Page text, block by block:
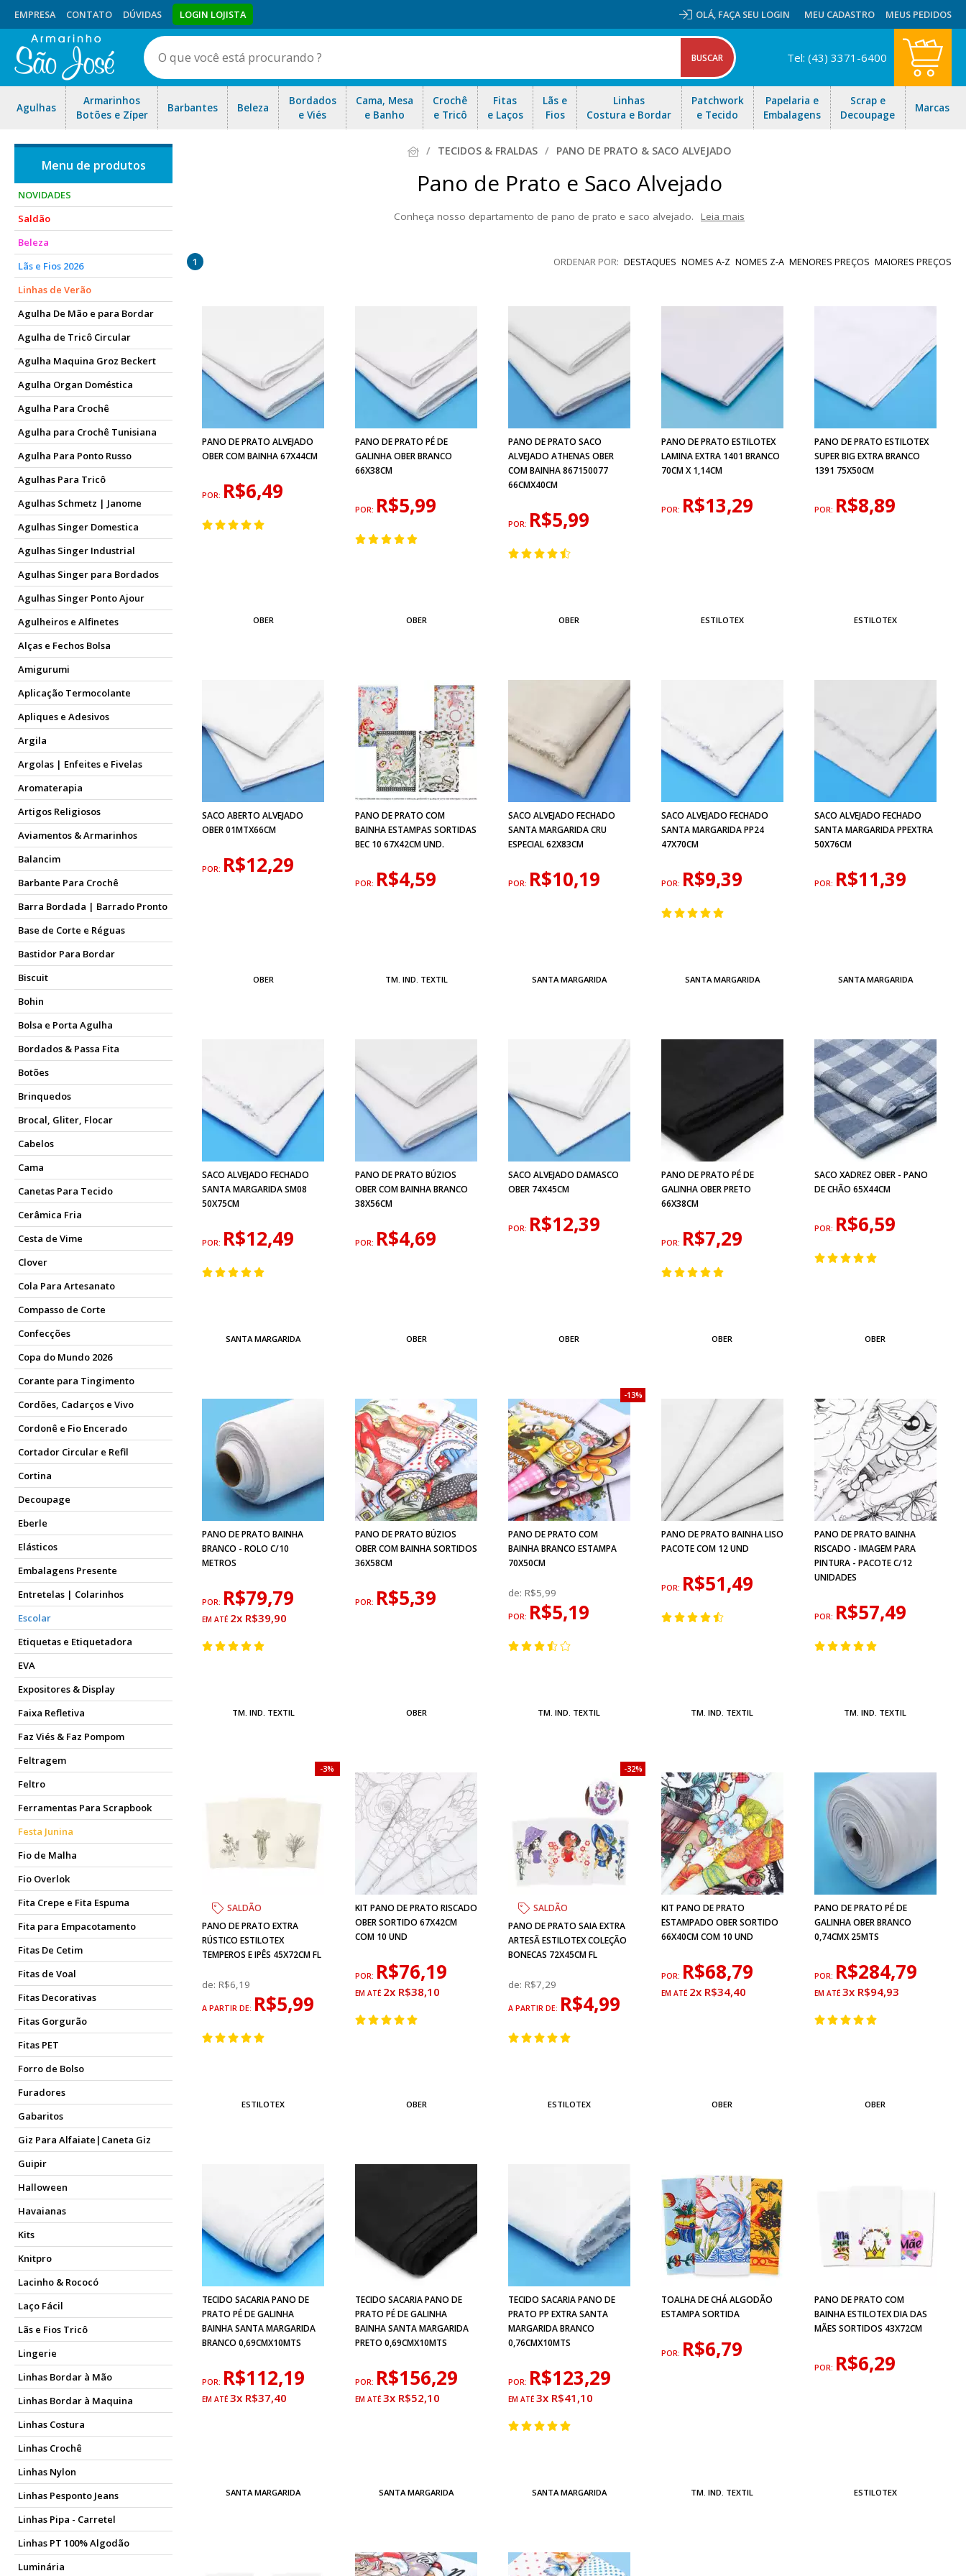
OLÁ, FAÇA SEU LOGIN
EMPRESA CONTATO DÚVIDAS LOGIN LOJISTA MEU CADASTRO MEUS PEDIDOS
Agulhas
Armarinhos
Botões e Zíper
Barbantes Beleza
Bordados
e Viés
Cama, Mesa
e Banho
Crochê
e Tricô
Fitas
e Laços
Lãs e
Fios
Linhas
Costura e Bordar
Patchwork
e Tecido
Papelaria e
Embalagens
Scrap e
Decoupage
Marcas
Tel: (43) 3371-6400
NOVIDADES
Saldão
Beleza
Lãs e Fios 2026
Linhas de Verão
Agulha De Mão e para Bordar
Agulha de Tricô Circular
Agulha Maquina Groz Beckert
Agulha Organ Doméstica
Agulha Para Crochê
Agulha para Crochê Tunisiana
Agulha Para Ponto Russo
Agulhas Para Tricô
Agulhas Schmetz | Janome
Agulhas Singer Domestica
Agulhas Singer Industrial
Agulhas Singer para Bordados
Agulhas Singer Ponto Ajour
Agulheiros e Alfinetes
Alças e Fechos Bolsa
Amigurumi
Aplicação Termocolante
Apliques e Adesivos
Argila
Argolas | Enfeites e Fivelas
Aromaterapia
Artigos Religiosos
Aviamentos & Armarinhos
Balancim
Barbante Para Crochê
Barra Bordada | Barrado Pronto
Base de Corte e Réguas
Bastidor Para Bordar
Biscuit
Bohin
Bolsa e Porta Agulha
Bordados & Passa Fita
Botões
Brinquedos
Brocal, Gliter, Flocar
Cabelos
Cama
Canetas Para Tecido
Cerâmica Fria
Cesta de Vime
Clover
Cola Para Artesanato
Compasso de Corte
Confecções
Copa do Mundo 2026
Corante para Tingimento
Cordões, Cadarços e Vivo
Cordonê e Fio Encerado
Cortador Circular e Refil
Cortina
Decoupage
Eberle
Elásticos
Embalagens Presente
Entretelas | Colarinhos
Escolar
Etiquetas e Etiquetadora
EVA
Expositores & Display
Faixa Refletiva
Faz Viés & Faz Pompom
Feltragem
Feltro
Ferramentas Para Scrapbook
Festa Junina
Fio de Malha
Fio Overlok
Fita Crepe e Fita Espuma
Fita para Empacotamento
Fitas De Cetim
Fitas de Voal
Fitas Decorativas
Fitas Gorgurão
Fitas PET
Forro de Bolso
Furadores
Gabaritos
Giz Para Alfaiate|Caneta Giz
Guipir
Halloween
Havaianas
Kits
Knitpro
Lacinho & Rococó
Laço Fácil
Lãs e Fios Tricô
Lingerie
Linhas Bordar à Mão
Linhas Bordar à Maquina
Linhas Costura
Linhas Crochê
Linhas Nylon
Linhas Pesponto Jeans
Linhas Pipa - Carretel
Linhas PT 100% Algodão
Luminária
TECIDOS & FRALDAS PANO DE PRATO & SACO ALVEJADO
Pano de Prato e Saco Alvejado
Conheça nosso departamento de pano de prato e saco alvejado.
Leia mais
DESTAQUES NOMES A-Z NOMES Z-A MENORES PREÇOS MAIORES PREÇOS
1
PANO DE PRATO ALVEJADO
OBER COM BAINHA 67X44CM
POR: R$6,49
OBER
PANO DE PRATO PÉ DE
GALINHA OBER BRANCO
66X38CM
POR: R$5,99
OBER
PANO DE PRATO SACO
ALVEJADO ATHENAS OBER
COM BAINHA 867150077
66CMX40CM
POR: R$5,99
OBER
PANO DE PRATO ESTILOTEX
LAMINA EXTRA 1401 BRANCO
70CM X 1,14CM
POR: R$13,29
ESTILOTEX
PANO DE PRATO ESTILOTEX
SUPER BIG EXTRA BRANCO
1391 75X50CM
POR: R$8,89
ESTILOTEX
SACO ABERTO ALVEJADO
OBER 01MTX66CM
POR: R$12,29
OBER
PANO DE PRATO COM
BAINHA ESTAMPAS SORTIDAS
BEC 10 67X42CM UND.
POR: R$4,59
TM. IND. TEXTIL
SACO ALVEJADO FECHADO
SANTA MARGARIDA CRU
ESPECIAL 62X83CM
POR: R$10,19
SANTA MARGARIDA
SACO ALVEJADO FECHADO
SANTA MARGARIDA PP24
47X70CM
POR: R$9,39
SANTA MARGARIDA
SACO ALVEJADO FECHADO
SANTA MARGARIDA PPEXTRA
50X76CM
POR: R$11,39
SANTA MARGARIDA
SACO ALVEJADO FECHADO
SANTA MARGARIDA SM08
50X75CM
POR: R$12,49
SANTA MARGARIDA
PANO DE PRATO BÚZIOS
OBER COM BAINHA BRANCO
38X56CM
POR: R$4,69
OBER
SACO ALVEJADO DAMASCO
OBER 74X45CM
POR: R$12,39
OBER
PANO DE PRATO PÉ DE
GALINHA OBER PRETO
66X38CM
POR: R$7,29
OBER
SACO XADREZ OBER - PANO
DE CHÃO 65X44CM
POR: R$6,59
OBER
PANO DE PRATO BAINHA
BRANCO - ROLO C/10
METROS
POR: R$79,79
2x R$39,90
TM. IND. TEXTIL
PANO DE PRATO BÚZIOS
OBER COM BAINHA SORTIDOS
36X58CM
POR: R$5,39
OBER
PANO DE PRATO COM
BAINHA BRANCO ESTAMPA
70X50CM
de: R$5,99
POR: R$5,19
13%
TM. IND. TEXTIL
PANO DE PRATO BAINHA LISO
PACOTE COM 12 UND
POR: R$51,49
TM. IND. TEXTIL
PANO DE PRATO BAINHA
RISCADO - IMAGEM PARA
PINTURA - PACOTE C/12
UNIDADES
POR: R$57,49
TM. IND. TEXTIL
SALDÃO
PANO DE PRATO EXTRA
RÚSTICO ESTILOTEX
TEMPEROS E IPÊS 45X72CM FL
de:R$6,19
A PARTIR DE: R$5,99
3%
ESTILOTEX
KIT PANO DE PRATO RISCADO
OBER SORTIDO 67X42CM
COM 10 UND
POR: R$76,19
2x R$38,10
OBER
SALDÃO
PANO DE PRATO SAIA EXTRA
ARTESÃ ESTILOTEX COLEÇÃO
BONECAS 72X45CM FL
de: R$7,29
A PARTIR DE: R$4,99
32%
ESTILOTEX
KIT PANO DE PRATO
ESTAMPADO OBER SORTIDO
66X40CM COM 10 UND
POR: R$68,79
2x R$34,40
OBER
PANO DE PRATO PÉ DE
GALINHA OBER BRANCO
0,74CMX 25MTS
POR: R$284,79
3x R$94,93
OBER
TECIDO SACARIA PANO DE
PRATO PÉ DE GALINHA
BAINHA SANTA MARGARIDA
BRANCO 0,69CMX10MTS
POR: R$112,19
3x R$37,40
SANTA MARGARIDA
TECIDO SACARIA PANO DE
PRATO PÉ DE GALINHA
BAINHA SANTA MARGARIDA
PRETO 0,69CMX10MTS
POR: R$156,29
3x R$52,10
SANTA MARGARIDA
TECIDO SACARIA PANO DE
PRATO PP EXTRA SANTA
MARGARIDA BRANCO
0,76CMX10MTS
POR: R$123,29
3x R$41,10
SANTA MARGARIDA
TOALHA DE CHÁ ALGODÃO
ESTAMPA SORTIDA
POR: R$6,79
TM. IND. TEXTIL
PANO DE PRATO COM
BAINHA ESTILOTEX DIA DAS
MÃES SORTIDOS 43X72CM
POR: R$6,29
ESTILOTEX